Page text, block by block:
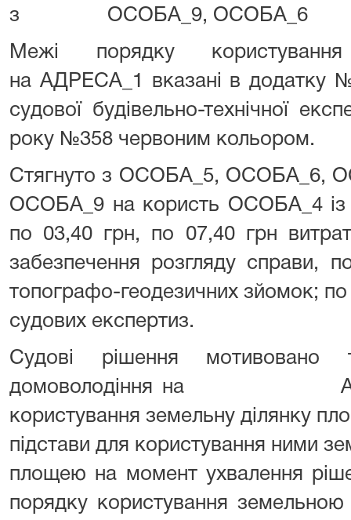
з ОСОБА_9, ОСОБА_6
Межі порядку
на АДРЕСА_1 вказані в додатку
судової будівельно-технічної
року №358 червоним кольором.
Стягнуто з ОСОБА_5,
ОСОБА_9 на користь ОСОБА_4 із
по 03,40 грн, по 07,40 грн витрат
забезпечення розгляду справи,
топографо-геодезичних зйомок;
судових експертиз.
Судові рішення мотивовано
домоволодіння на
користування земельну ділянку
підстави для користування ними
площею на момент ухвалення
порядку користування